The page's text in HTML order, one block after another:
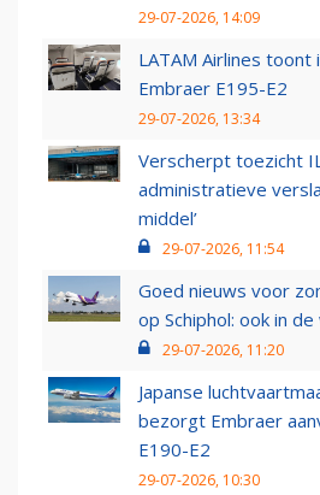
29-07-2026, 14:09
LATAM Airlines
Embraer E195-E2
29-07-2026, 13:34
Verscherpt toezicht
administratieve
middel’
29-07-2026, 11:54
Goed nieuws voor
op Schiphol: ook in
29-07-2026, 11:20
Japanse
bezorgt Embraer
E190-E2
29-07-2026, 10:30